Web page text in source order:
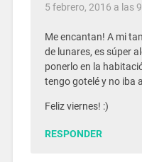
5 febrero, 2016 a las
Me encantan! A mi
de lunares, es súper
ponerlo en la
tengo gotelé y no iba
Feliz viernes! :)
RESPONDER